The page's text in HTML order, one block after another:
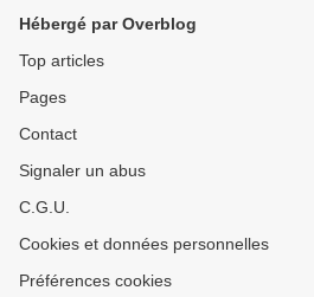
Hébergé par Overblog
Top articles
Pages
Contact
Signaler un abus
C.G.U.
Cookies et données personnelles
Préférences cookies